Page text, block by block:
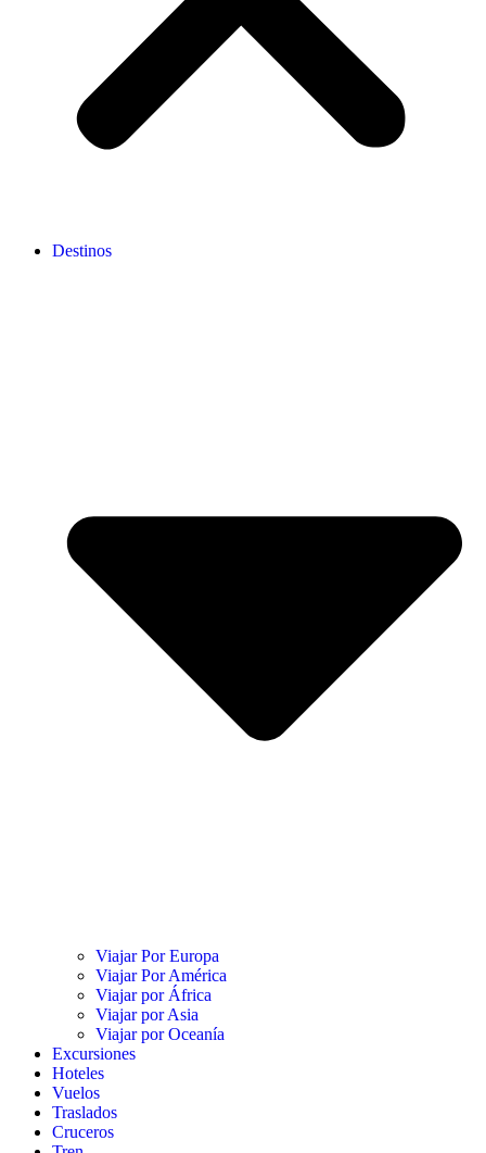
Destinos
Viajar Por Europa
Viajar Por América
Viajar por África
Viajar por Asia
Viajar por Oceanía
Excursiones
Hoteles
Vuelos
Traslados
Cruceros